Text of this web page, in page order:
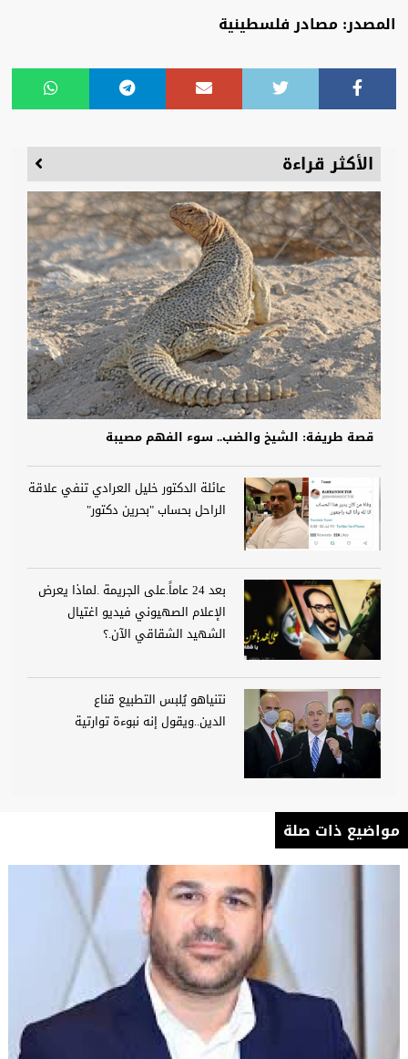
المصدر: مصادر فلسطينية
الأكثر قراءة
قصة طريفة: الشيخ والضب.. سوء الفهم مصيبة
عائلة الدكتور خليل العرادي تنفي علاقة
الراحل بحساب "بحرين دكتور"
بعد 24 عاماً.على الجريمة .لماذا يعرض
الإعلام الصهيوني فيديو اغتيال
الشهيد الشقاقي الآن.؟
نتنياهو يُلبس التطبيع قناع
الدين..ويقول إنه نبوءة توارتية
مواضيع ذات صلة